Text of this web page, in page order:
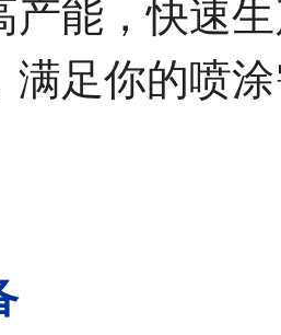
产能，快速
满足你的喷